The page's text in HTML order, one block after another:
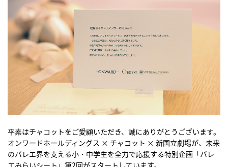
平素はチャコットをご愛顧いただき、誠にありがとうございます。
オンワードホールディングス × チャコット × 新国立劇場が、未来
のバレエ界を支える小・中学生を全力で応援する特別企画「バレ
エみらいシート」第2回がスタートしています。